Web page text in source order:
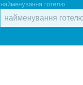
найменування готелю